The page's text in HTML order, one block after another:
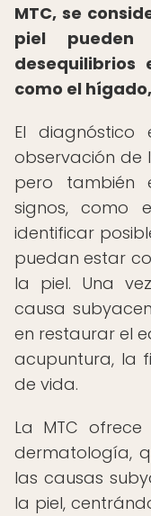
MTC, se
piel pueden
desequilibrios
como el
El
observación de
pero también
signos, como
identificar
puedan estar
la piel. Una
causa
en restaurar el
acupuntura, la
de vida.
La MTC
dermatología,
las causas
la piel,